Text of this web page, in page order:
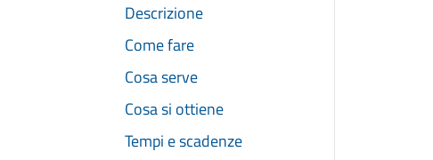
Descrizione
Come fare
Cosa serve
Cosa si ottiene
Tempi e scadenze